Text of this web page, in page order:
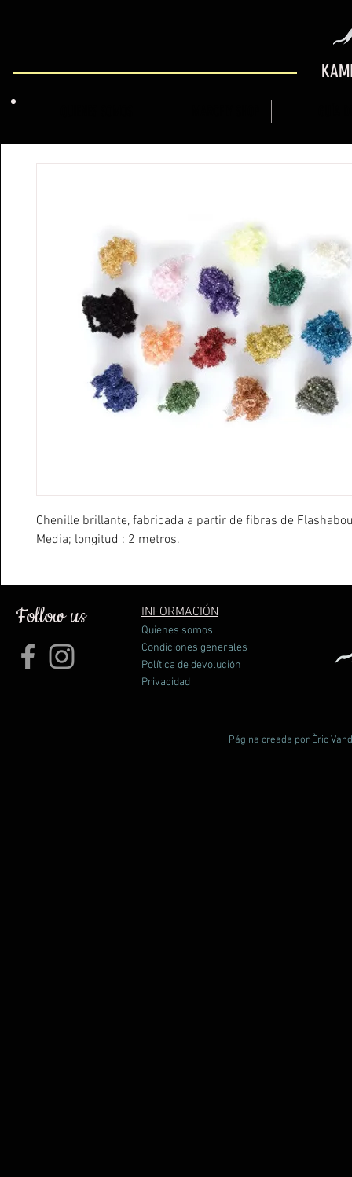
Chenille brillante, fabricada a partir de fibras de
Media; longitud : 2 metros.
Follow us INFORMACIÓN
Quienes somos
Condiciones generales
Política de devolución
Privacidad
Página creada por Èric